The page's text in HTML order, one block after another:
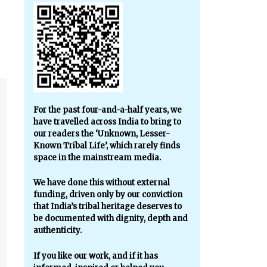
For the past four-and-a-half years, we
have travelled across India to bring to
our readers the ‘Unknown, Lesser-
Known Tribal Life’, which rarely finds
space in the mainstream media.
We have done this without external
funding, driven only by our conviction
that India’s tribal heritage deserves to
be documented with dignity, depth and
authenticity.
If you like our work, and if it has